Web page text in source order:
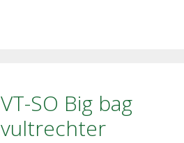
VT-SO Big bag
vultrechter